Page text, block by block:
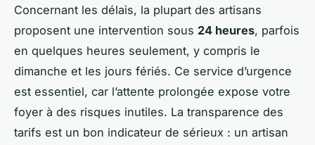
Concernant les délais, la plupart des artisans
proposent une intervention sous 24 heures, parfois
en quelques heures seulement, y compris le
dimanche et les jours fériés. Ce service d’urgence
est essentiel, car l’attente prolongée expose votre
foyer à des risques inutiles. La transparence des
tarifs est un bon indicateur de sérieux : un artisan